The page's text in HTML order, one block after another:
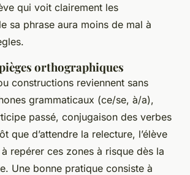
qui voit clairement les
sa phrase aura moins de mal à
orthographiques
constructions reviennent sans
grammaticaux (ce/se, à/a),
passé, conjugaison des verbes
que d’attendre la relecture, l’élève
repérer ces zones à risque dès la
Une bonne pratique consiste à